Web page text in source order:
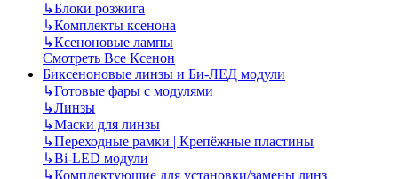
↳Блоки розжига
↳Комплекты ксенона
↳Ксеноновые лампы
Смотреть Все Ксенон
Биксеноновые линзы и Би-ЛЕД модули
↳Готовые фары с модулями
↳Линзы
↳Маски для линзы
↳Переходные рамки | Крепёжные пластины
↳Bi-LED модули
↳Комплектующие для установки/замены линз